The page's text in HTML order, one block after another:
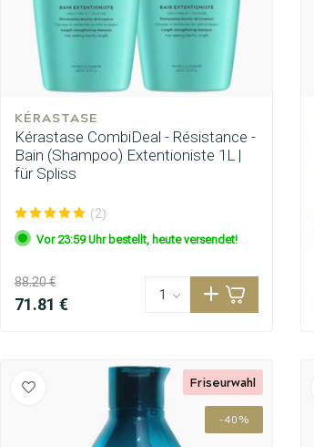
KÉRASTASE
Kérastase CombiDeal - Résistance -
Bain (Shampoo) Extentioniste 1L |
für Spliss
(2)
Vor 23:59 Uhr bestellt, heute versendet!
88.20 €
71.81 €
-40%
Friseurwahl